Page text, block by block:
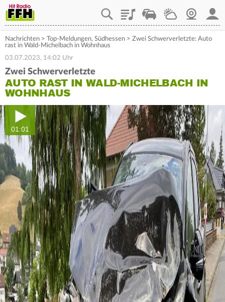
PlaylistStaupilotWetterWebcam
Nachrichten > Top-Meldungen, Südhessen > Zwei Schwerverletzte: Auto
rast in Wald-Michelbach in Wohnhaus
03.07.2023, 14:02 Uhr
Zwei Schwerverletzte
AUTO RAST IN WALD-MICHELBACH IN
WOHNHAUS
01:01